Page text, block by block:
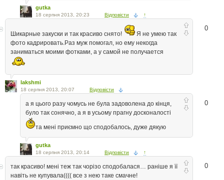
gutka
18 серпня 2013, 20:23 Відповісти ↑
0
Шикарные закуски и так красиво снято!
Я не умею так
фото кадрировать.Раз муж помогал, но ему некогда
заниматься моими фотками, а у самой не получается
lakshmi
18 серпня 2013, 20:07 Відповісти
0
а я цього разу чомусь не була задоволена до кінця,
було так сонячно, а я в усьому прагну досконалості
та мені приємно що сподобалось, дуже дякую
gutka
18 серпня 2013, 20:14 Відповісти ↑
0
так красиво! мені теж так чорізо сподобалася… раніше я її
навіть не купувала(((( все з нею таке смачне!